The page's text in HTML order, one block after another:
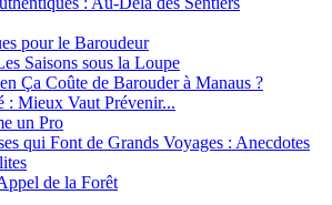
pour le Baroudeur
Saisons sous la Loupe
Ça Coûte de Barouder à Manaus ?
: Mieux Vaut Prévenir...
un Pro
qui Font de Grands Voyages : Anecdotes
de la Forêt